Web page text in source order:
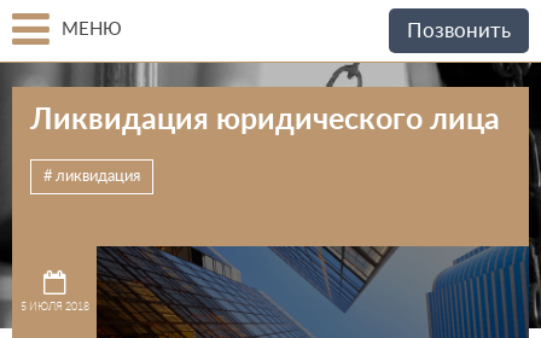
МЕНЮ Позвонить
Ликвидация юридического лица
ликвидация
5 ИЮЛЯ 2018